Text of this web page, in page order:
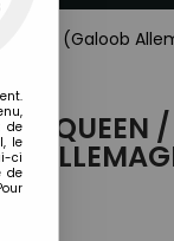
Forêt (Galoob
QUEEN
de
le
ci
de